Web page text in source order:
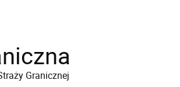
Granicznej